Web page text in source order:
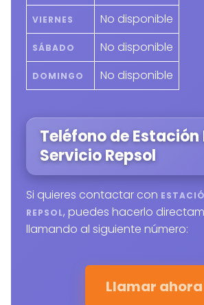
VIERNES No disponible
SÁBADO No disponible
DOMINGO No disponible
Teléfono de Estación
Servicio Repsol
Si quieres contactar con
REPSOL, puedes hacerlo
llamando al siguiente número:
Llamar ahora